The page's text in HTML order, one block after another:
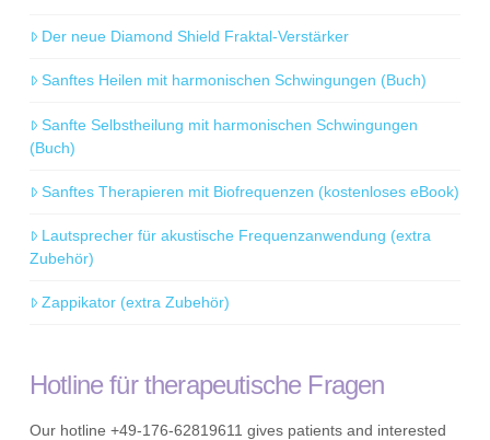
Der neue Diamond Shield Fraktal-Verstärker
Sanftes Heilen mit harmonischen Schwingungen (Buch)
Sanfte Selbstheilung mit harmonischen Schwingungen
(Buch)
Sanftes Therapieren mit Biofrequenzen (kostenloses eBook)
Lautsprecher für akustische Frequenzanwendung (extra
Zubehör)
Zappikator (extra Zubehör)
Hotline für therapeutische Fragen
Our hotline +49-176-62819611 gives patients and interested